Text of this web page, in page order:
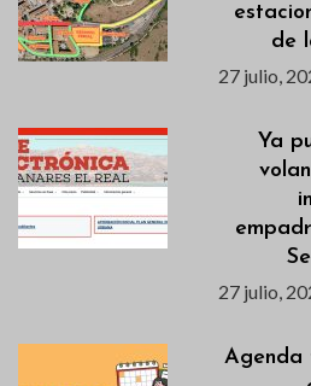
de
27 julio,
Ya
27 julio,
Agenda